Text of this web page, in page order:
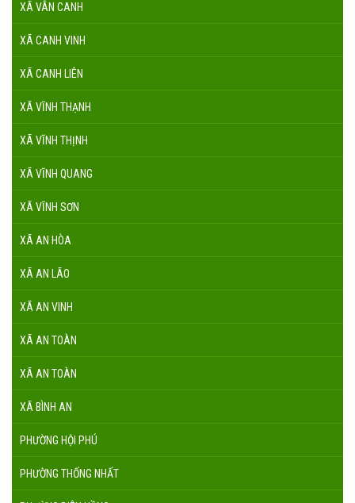
XÃ VÂN CANH
XÃ CANH VINH
XÃ CANH LIÊN
XÃ VĨNH THẠNH
XÃ VĨNH THỊNH
XÃ VĨNH QUANG
XÃ VĨNH SƠN
XÃ AN HÒA
XÃ AN LÃO
XÃ AN VINH
XÃ AN TOÀN
XÃ AN TOÀN
XÃ BÌNH AN
PHƯỜNG HỘI PHÚ
PHƯỜNG THỐNG NHẤT